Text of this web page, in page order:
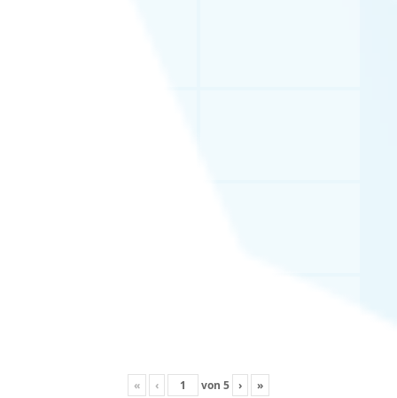
« ‹ von 5 › »